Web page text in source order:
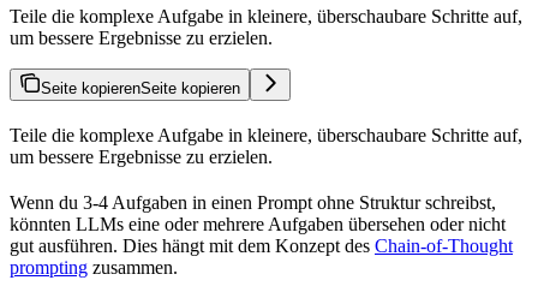
Teile die komplexe Aufgabe in kleinere, überschaubare Schritte auf,
um bessere Ergebnisse zu erzielen.
Seite kopierenSeite kopieren
Teile die komplexe Aufgabe in kleinere, überschaubare Schritte auf,
um bessere Ergebnisse zu erzielen.
Wenn du 3-4 Aufgaben in einen Prompt ohne Struktur schreibst,
könnten LLMs eine oder mehrere Aufgaben übersehen oder nicht
gut ausführen. Dies hängt mit dem Konzept des Chain-of-Thought
prompting zusammen.